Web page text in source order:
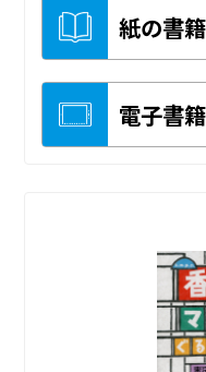
紙の書
電子書